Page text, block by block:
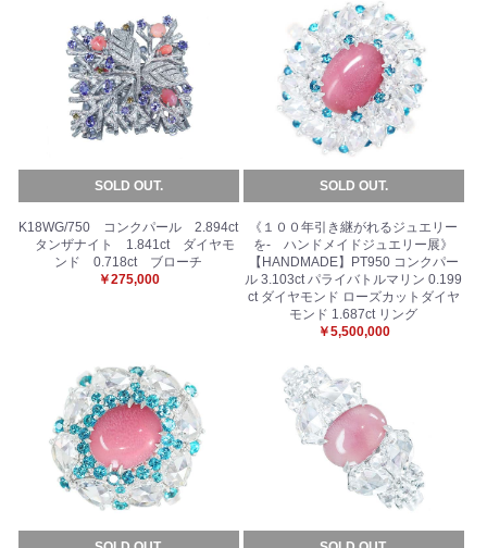
SOLD OUT.
K18WG/750 コンクパール 2.894ct
タンザナイト 1.841ct ダイヤモ
ンド 0.718ct ブローチ
￥275,000
SOLD OUT.
《１００年引き継がれるジュエリー
を- ハンドメイドジュエリー展》
【HANDMADE】PT950 コンクパー
ル 3.103ct パライバトルマリン 0.199
ct ダイヤモンド ローズカットダイヤ
モンド 1.687ct リング
￥5,500,000
お買い物を続ける カートへ進む